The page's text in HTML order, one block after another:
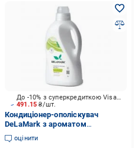
491.15₴/шт.
До -10% з суперкредиткою Visa Вигода
Кондиціонер-ополіскувач
DeLaMark з ароматом
винограду, бергамоту та лимона
2 л
оцінити